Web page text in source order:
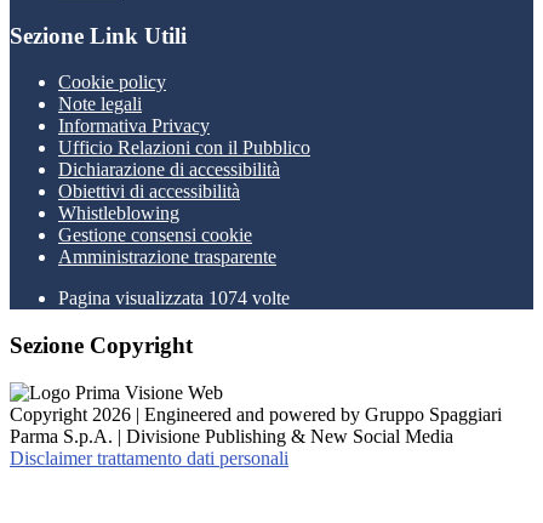
Sezione Link Utili
Cookie policy
Note legali
Informativa Privacy
Ufficio Relazioni con il Pubblico
Dichiarazione di accessibilità
Obiettivi di accessibilità
Whistleblowing
Gestione consensi cookie
Amministrazione trasparente
Pagina visualizzata 1074 volte
Sezione Copyright
Copyright 2026 | Engineered and powered by Gruppo Spaggiari
Parma S.p.A. | Divisione Publishing & New Social Media
Disclaimer trattamento dati personali